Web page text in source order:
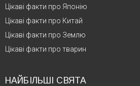
Цікаві факти про Японію
Цікаві факти про Китай
Цікаві факти про Землю
Цікаві факти про тварин
НАЙБІЛЬШІ СВЯТА